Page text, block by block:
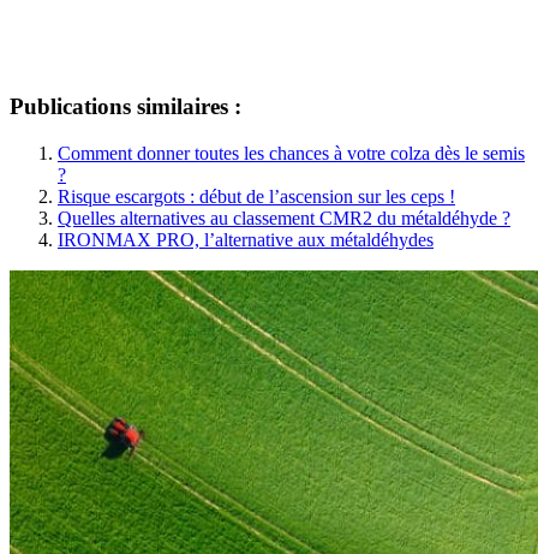
Publications similaires :
Comment donner toutes les chances à votre colza dès le semis
?
Risque escargots : début de l’ascension sur les ceps !
Quelles alternatives au classement CMR2 du métaldéhyde ?
IRONMAX PRO, l’alternative aux métaldéhydes